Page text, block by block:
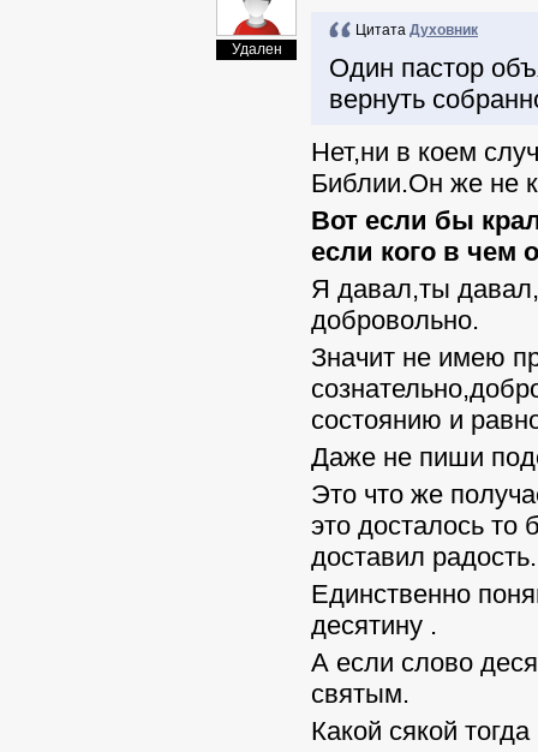
Удален
Цитата Духовник
Один пастор
вернуть
Нет,ни в коем
Библии.Он же не
Вот если бы
если кого в чем
Я давал,ты
добровольно.
Значит не имею
состоянию и
Даже не пиши
Это что же
это досталось то
доставил
Единственно
десятину .
А если слово
святым.
Какой сякой